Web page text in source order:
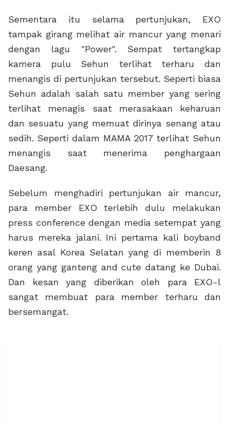
Sementara itu selama pertunjukan, EXO
tampak girang melihat air mancur yang menari
dengan lagu "Power". Sempat tertangkap
kamera pulu Sehun terlihat terharu dan
menangis di pertunjukan tersebut. Seperti biasa
Sehun adalah salah satu member yang sering
terlihat menagis saat merasakaan keharuan
dan sesuatu yang memuat dirinya senang atau
sedih. Seperti dalam MAMA 2017 terlihat Sehun
menangis saat menerima penghargaan
Daesang.
Sebelum menghadiri pertunjukan air mancur,
para member EXO terlebih dulu melakukan
press conference dengan media setempat yang
harus mereka jalani. Ini pertama kali boyband
keren asal Korea Selatan yang di memberin 8
orang yang ganteng and cute datang ke Dubai.
Dan kesan yang diberikan oleh para EXO-l
sangat membuat para member terharu dan
bersemangat.